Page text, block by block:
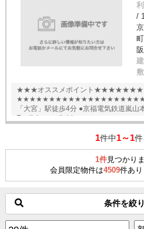
/
町
★★★オススメポイント★★★★★★★★★★★★ ●最寄
★★★★★★★★★★★★★★★★★★★★★★★★ 【交通】 ●
「大宮」駅徒歩4分 ●京福電気鉄道嵐山本線「四条大宮」駅徒歩4分
English available
1件中1～1
1件見つかり
会員限定物件は4509件あ
条件を絞